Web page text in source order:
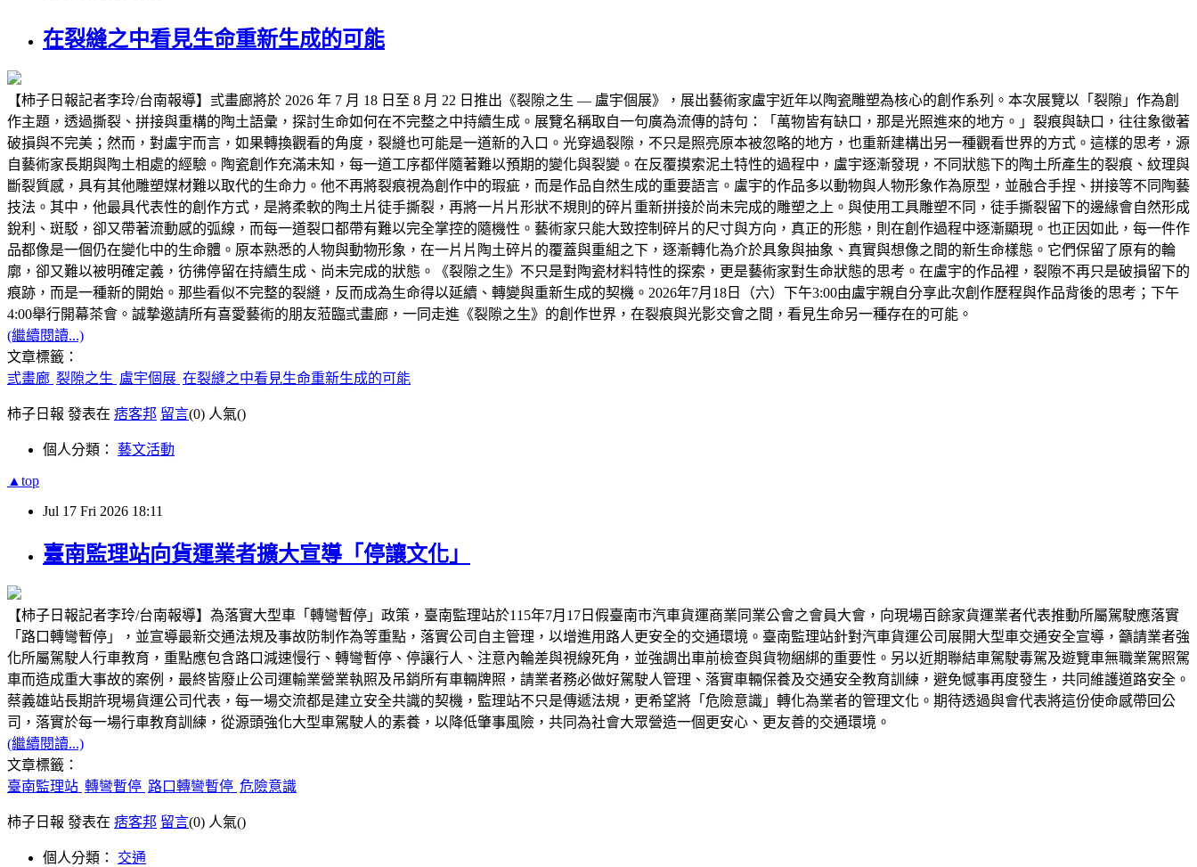
在裂縫之中看見生命重新生成的可能
【柿子日報記者李玲/台南報導】弎畫廊將於 2026 年 7 月 18 日至 8 月 22 日推出《裂隙之生 — 盧宇個展》，展出藝術家盧宇近年以陶瓷雕塑為核心的創作系列。本次展覽以「裂隙」作為創
作主題，透過撕裂、拼接與重構的陶土語彙，探討生命如何在不完整之中持續生成。展覽名稱取自一句廣為流傳的詩句：「萬物皆有缺口，那是光照進來的地方。」裂痕與缺口，往往象徵著
破損與不完美；然而，對盧宇而言，如果轉換觀看的角度，裂縫也可能是一道新的入口。光穿過裂隙，不只是照亮原本被忽略的地方，也重新建構出另一種觀看世界的方式。這樣的思考，源
自藝術家長期與陶土相處的經驗。陶瓷創作充滿未知，每一道工序都伴隨著難以預期的變化與裂變。在反覆摸索泥土特性的過程中，盧宇逐漸發現，不同狀態下的陶土所產生的裂痕、紋理與
斷裂質感，具有其他雕塑媒材難以取代的生命力。他不再將裂痕視為創作中的瑕疵，而是作品自然生成的重要語言。盧宇的作品多以動物與人物形象作為原型，並融合手捏、拼接等不同陶藝
技法。其中，他最具代表性的創作方式，是將柔軟的陶土片徒手撕裂，再將一片片形狀不規則的碎片重新拼接於尚未完成的雕塑之上。與使用工具雕塑不同，徒手撕裂留下的邊緣會自然形成
銳利、斑駁，卻又帶著流動感的弧線，而每一道裂口都帶有難以完全掌控的隨機性。藝術家只能大致控制碎片的尺寸與方向，真正的形態，則在創作過程中逐漸顯現。也正因如此，每一件作
品都像是一個仍在變化中的生命體。原本熟悉的人物與動物形象，在一片片陶土碎片的覆蓋與重組之下，逐漸轉化為介於具象與抽象、真實與想像之間的新生命樣態。它們保留了原有的輪
廓，卻又難以被明確定義，彷彿停留在持續生成、尚未完成的狀態。《裂隙之生》不只是對陶瓷材料特性的探索，更是藝術家對生命狀態的思考。在盧宇的作品裡，裂隙不再只是破損留下的
痕跡，而是一種新的開始。那些看似不完整的裂縫，反而成為生命得以延續、轉變與重新生成的契機。2026年7月18日（六）下午3:00由盧宇親自分享此次創作歷程與作品背後的思考；下午
4:00舉行開幕茶會。誠摯邀請所有喜愛藝術的朋友蒞臨弎畫廊，一同走進《裂隙之生》的創作世界，在裂痕與光影交會之間，看見生命另一種存在的可能。
(繼續閱讀...)
文章標籤：
弎畫廊 裂隙之生 盧宇個展 在裂縫之中看見生命重新生成的可能
柿子日報 發表在 痞客邦 留言(0) 人氣()
個人分類： 藝文活動
▲top
Jul 17 Fri 2026 18:11
臺南監理站向貨運業者擴大宣導「停讓文化」
【柿子日報記者李玲/台南報導】為落實大型車「轉彎暫停」政策，臺南監理站於115年7月17日假臺南市汽車貨運商業同業公會之會員大會，向現場百餘家貨運業者代表推動所屬駕駛應落實
「路口轉彎暫停」，並宣導最新交通法規及事故防制作為等重點，落實公司自主管理，以增進用路人更安全的交通環境。臺南監理站針對汽車貨運公司展開大型車交通安全宣導，籲請業者強
化所屬駕駛人行車教育，重點應包含路口減速慢行、轉彎暫停、停讓行人、注意內輪差與視線死角，並強調出車前檢查與貨物綑綁的重要性。另以近期聯結車駕駛毒駕及遊覽車無職業駕照駕
車而造成重大事故的案例，最終皆廢止公司運輸業營業執照及吊銷所有車輛牌照，請業者務必做好駕駛人管理、落實車輛保養及交通安全教育訓練，避免憾事再度發生，共同維護道路安全。
蔡義雄站長期許現場貨運公司代表，每一場交流都是建立安全共識的契機，監理站不只是傳遞法規，更希望將「危險意識」轉化為業者的管理文化。期待透過與會代表將這份使命感帶回公
司，落實於每一場行車教育訓練，從源頭強化大型車駕駛人的素養，以降低肇事風險，共同為社會大眾營造一個更安心、更友善的交通環境。
(繼續閱讀...)
文章標籤：
臺南監理站 轉彎暫停 路口轉彎暫停 危險意識
柿子日報 發表在 痞客邦 留言(0) 人氣()
個人分類： 交通